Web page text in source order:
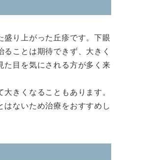
り上がった丘疹です。下眼
ことは期待できず、大きく
目を気にされる方が多く来
きくなることもあります。
ないため治療をおすすめし